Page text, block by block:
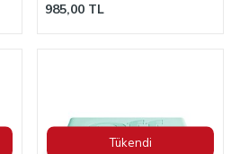
985,00 TL
Tükendi